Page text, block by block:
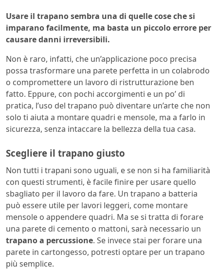
Usare il trapano sembra una di quelle cose che si
imparano facilmente, ma basta un piccolo errore per
causare danni irreversibili.
Non è raro, infatti, che un’applicazione poco precisa
possa trasformare una parete perfetta in un colabrodo
o compromettere un lavoro di ristrutturazione ben
fatto. Eppure, con pochi accorgimenti e un po’ di
pratica, l’uso del trapano può diventare un’arte che non
solo ti aiuta a montare quadri e mensole, ma a farlo in
sicurezza, senza intaccare la bellezza della tua casa.
Scegliere il trapano giusto
Non tutti i trapani sono uguali, e se non si ha familiarità
con questi strumenti, è facile finire per usare quello
sbagliato per il lavoro da fare. Un trapano a batteria
può essere utile per lavori leggeri, come montare
mensole o appendere quadri. Ma se si tratta di forare
una parete di cemento o mattoni, sarà necessario un
trapano a percussione. Se invece stai per forare una
parete in cartongesso, potresti optare per un trapano
più semplice.